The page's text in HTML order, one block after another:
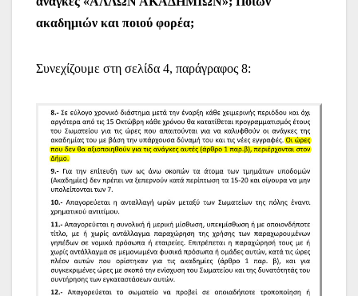
ακαδημιών και ποιού φορέα;
Συνεχίζουμε στη σελίδα 4, παράγραφος 8: